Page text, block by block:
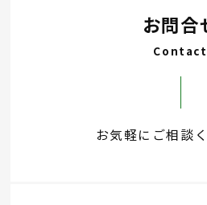
お問合
Contact
お気軽にご相談